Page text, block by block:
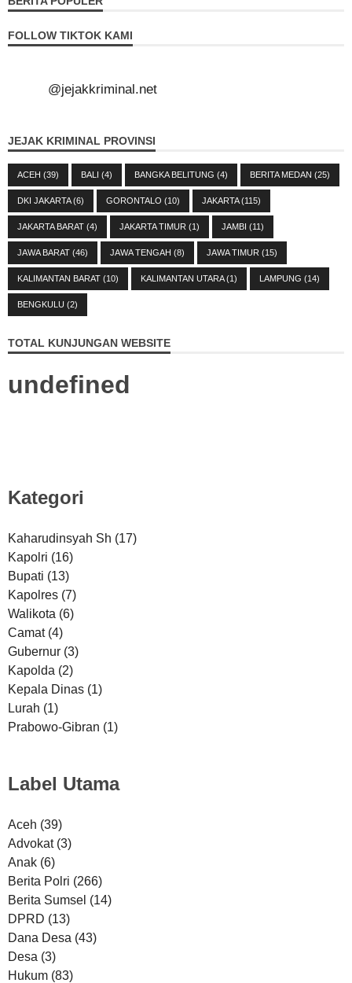
FOLLOW TIKTOK KAMI
@jejakkriminal.net
JEJAK KRIMINAL PROVINSI
ACEH (39) BALI (4) BANGKA BELITUNG (4) BERITA MEDAN (25)
DKI JAKARTA(6) GORONTALO (10) JAKARTA(115)
JAKARTA BARAT (4) JAKARTA TIMUR (1) JAMBI (11)
JAWA BARAT (46) JAWA TENGAH (8) JAWA TIMUR (15)
KALIMANTAN BARAT (10) KALIMANTAN UTARA(1) LAMPUNG (14)
BENGKULU (2)
TOTAL KUNJUNGAN WEBSITE
undefined
Kategori
Kaharudinsyah Sh (17)
Kapolri (16)
Bupati (13)
Kapolres (7)
Walikota (6)
Camat (4)
Gubernur (3)
Kapolda (2)
Kepala Dinas (1)
Lurah (1)
Prabowo-Gibran (1)
Label Utama
Aceh (39)
Advokat (3)
Anak (6)
Berita Polri (266)
Berita Sumsel (14)
DPRD (13)
Dana Desa (43)
Desa (3)
Hukum (83)